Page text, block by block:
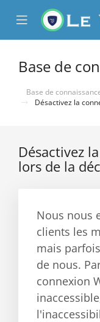
Mobile
Menu
Base de
Base de
Désactivez la
Désactivez
lors de la
Nous nous
clients les
mais
de nous.
connexion